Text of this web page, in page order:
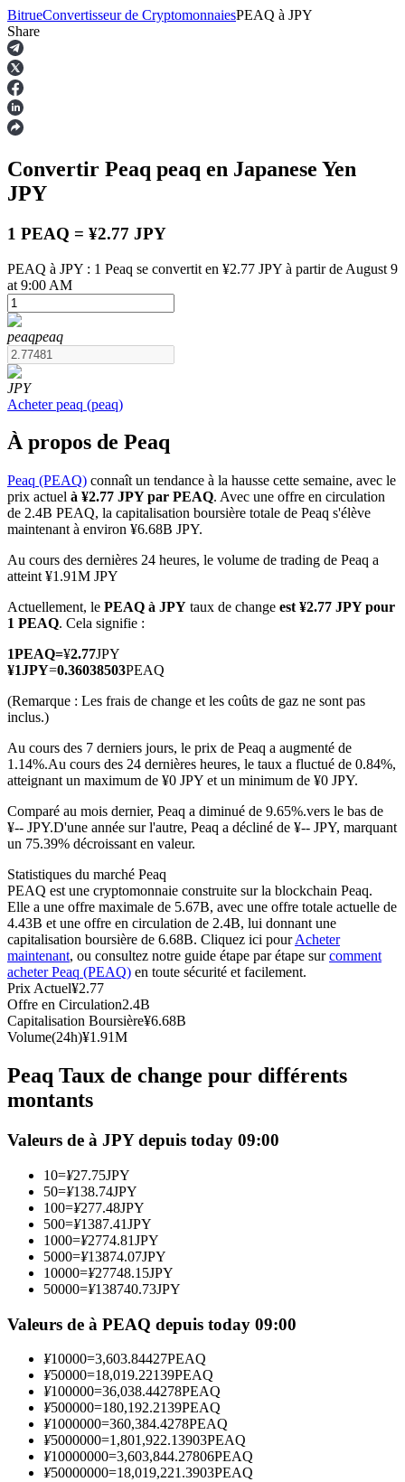
Contrats à terme
Futures USDT
Futures COIN-M
Contrats à terme sur crypto-monnaie
TradFi
Produits dérivés sur actions, forex, métaux précieux et matières
premières
Futures USDC
Copie de Trading
Rejoignez les meilleurs traders
Devenez un trader de copie
Profitez du partage des bénéfices et des commissions de copy
BitrueConvertisseur de CryptomonnaiesPEAQ à JPY
Share
Convertir Peaq peaq en Japanese Yen
JPY
1 PEAQ = ¥2.77 JPY
PEAQ à JPY : 1 Peaq se convertit en ¥2.77 JPY à partir de August 9
at 9:00 AM
peaqpeaq
JPY
Acheter peaq (peaq)
À propos de Peaq
Peaq (PEAQ) connaît un tendance à la hausse cette semaine, avec le
prix actuel à ¥2.77 JPY par PEAQ. Avec une offre en circulation
de 2.4B PEAQ, la capitalisation boursière totale de Peaq s'élève
maintenant à environ ¥6.68B JPY.
Au cours des dernières 24 heures, le volume de trading de Peaq a
atteint ¥1.91M JPY
Actuellement, le PEAQ à JPY taux de change est ¥2.77 JPY pour
1 PEAQ. Cela signifie :
1PEAQ=¥2.77JPY
¥1JPY=0.36038503PEAQ
(Remarque : Les frais de change et les coûts de gaz ne sont pas
inclus.)
Au cours des 7 derniers jours, le prix de Peaq a augmenté de
1.14%.Au cours des 24 dernières heures, le taux a fluctué de 0.84%,
atteignant un maximum de ¥0 JPY et un minimum de ¥0 JPY.
Comparé au mois dernier, Peaq a diminué de 9.65%.vers le bas de
¥-- JPY.D'une année sur l'autre, Peaq a décliné de ¥-- JPY, marquant
un 75.39% décroissant en valeur.
Statistiques du marché Peaq
PEAQ est une cryptomonnaie construite sur la blockchain Peaq.
Elle a une offre maximale de 5.67B, avec une offre totale actuelle de
4.43B et une offre en circulation de 2.4B, lui donnant une
capitalisation boursière de 6.68B. Cliquez ici pourAcheter
maintenant, ou consultez notre guide étape par étape surcomment
acheter Peaq (PEAQ) en toute sécurité et facilement.
Prix Actuel¥2.77
Offre en Circulation2.4B
Capitalisation Boursière¥6.68B
Volume(24h)¥1.91M
Peaq Taux de change pour différents
montants
Valeurs de à JPY depuis today 09:00
10=¥27.75JPY
50=¥138.74JPY
100=¥277.48JPY
500=¥1387.41JPY
1000=¥2774.81JPY
5000=¥13874.07JPY
10000=¥27748.15JPY
50000=¥138740.73JPY
Valeurs de à PEAQ depuis today 09:00
¥10000=3,603.84427PEAQ
¥50000=18,019.22139PEAQ
¥100000=36,038.44278PEAQ
¥500000=180,192.2139PEAQ
¥1000000=360,384.4278PEAQ
¥5000000=1,801,922.13903PEAQ
¥10000000=3,603,844.27806PEAQ
¥50000000=18,019,221.3903PEAQ